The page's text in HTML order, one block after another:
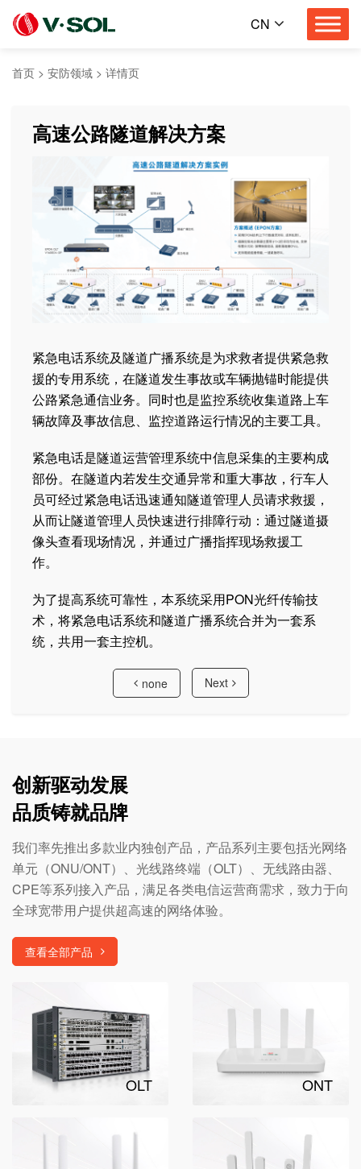
CN
首页 > 安防领域 > 详情页
高速公路隧道解决方案
紧急电话系统及隧道广播系统是为求救者提供紧急救
援的专用系统，在隧道发生事故或车辆抛锚时能提供
公路紧急通信业务。同时也是监控系统收集道路上车
辆故障及事故信息、监控道路运行情况的主要工具。
紧急电话是隧道运营管理系统中信息采集的主要构成
部份。在隧道内若发生交通异常和重大事故，行车人
员可经过紧急电话迅速通知隧道管理人员请求救援，
从而让隧道管理人员快速进行排障行动：通过隧道摄
像头查看现场情况，并通过广播指挥现场救援工
作。
为了提高系统可靠性，本系统采用PON光纤传输技
术，将紧急电话系统和隧道广播系统合并为一套系
统，共用一套主控机。
none Next
创新驱动发展
品质铸就品牌
我们率先推出多款业内独创产品，产品系列主要包括光网络
单元（ONU/ONT）、光线路终端（OLT）、无线路由器、
CPE等系列接入产品，满足各类电信运营商需求，致力于向
全球宽带用户提供超高速的网络体验。
查看全部产品
OLT ONT